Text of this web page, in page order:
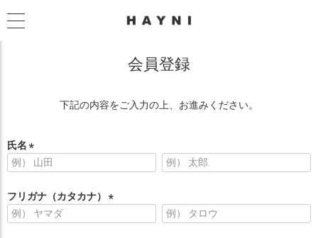
会員登録
下記の内容をご入力の上、お進みください。
氏名
須
)
フリガナ（カタカナ）